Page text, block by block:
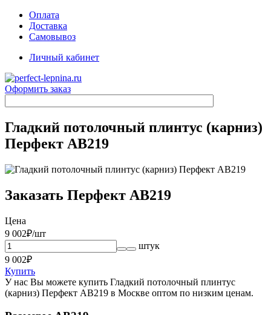
Оплата
Доставка
Самовывоз
Личный кабинет
Оформить заказ
Гладкий потолочный плинтус (карниз)
Перфект AB219
Заказать Перфект AB219
Цена
9 002₽/шт
штук
9 002₽
Купить
У нас Вы можете купить Гладкий потолочный плинтус
(карниз) Перфект AB219 в Москве оптом по низким ценам.